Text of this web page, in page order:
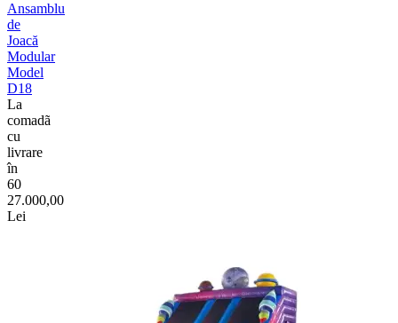
Ansamblu
de
Joacă
Modular
Model
D18
La
comadã
cu
livrare
în
60
27.000,00
Lei